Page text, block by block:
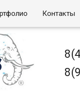
Контакты